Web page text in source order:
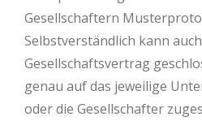
Gesellschaftern
Selbstverständlich kann
Gesellschaftsvertrag
genau auf das jeweilige
oder die Gesellschafter